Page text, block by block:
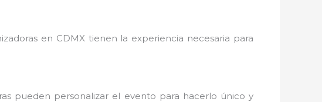
en CDMX tienen la experiencia necesaria para
pueden personalizar el evento para hacerlo único y